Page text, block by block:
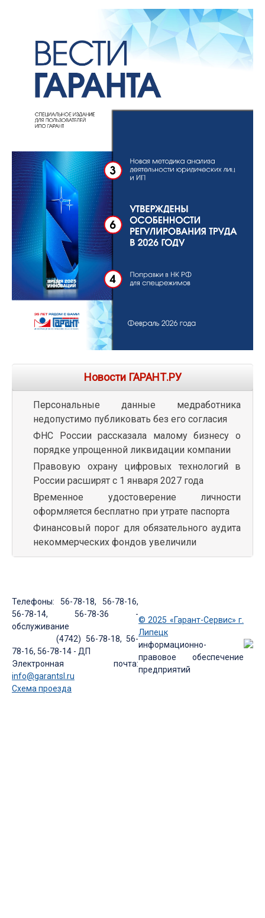
Новости ГАРАНТ.РУ
Персональные данные медработника
недопустимо публиковать без его согласия
ФНС России рассказала малому бизнесу о
порядке упрощенной ликвидации компании
Правовую охрану цифровых технологий в
России расширят с 1 января 2027 года
Временное удостоверение личности
оформляется бесплатно при утрате паспорта
Финансовый порог для обязательного аудита
некоммерческих фондов увеличили
Телефоны: 56-78-18, 56-78-16,
56-78-14, 56-78-36 -
обслуживание
(4742) 56-78-18, 56-
78-16, 56-78-14 - ДП
Электронная почта:
info@garantsl.ru
Схема проезда
© 2025 «Гарант-Сервис» г.
Липецк
информационно-
правовое обеспечение
предприятий